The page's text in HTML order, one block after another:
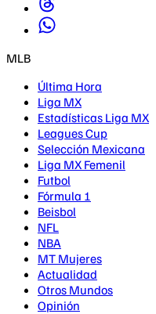
MLB
Última Hora
Liga MX
Estadísticas Liga MX
Leagues Cup
Selección Mexicana
Liga MX Femenil
Futbol
Fórmula 1
Beisbol
NFL
NBA
MT Mujeres
Actualidad
Otros Mundos
Opinión